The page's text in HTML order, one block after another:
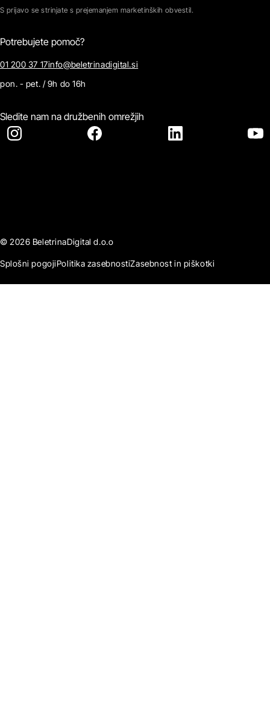
S prijavo se strinjate s prejemanjem marketinških obvestil.
Potrebujete pomoč?
01 200 37 17info@beletrinadigital.si
pon. - pet. / 9h do 16h
Sledite nam na družbenih omrežjih
© 2026 BeletrinaDigital d.o.o
Splošni pogojiPolitika zasebnostiZasebnost in piškotki